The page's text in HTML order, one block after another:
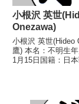
小根沢 英世
Onezawa)
小根沢 英世(Hideo
鷹) 本名：不明生
1月15日国籍：日
村)1968/04...